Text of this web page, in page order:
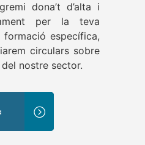
dona’t d’alta i
per la teva
formació específica,
circulars sobre
nostre sector.